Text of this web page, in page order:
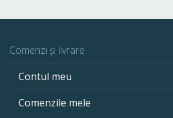
Comenzi și livrare
Contul meu
Comenzile mele